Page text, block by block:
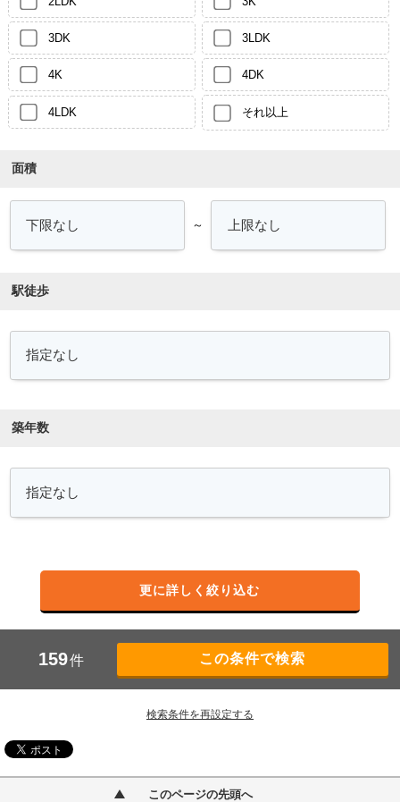
3DK 3LDK
4K 4DK
4LDK それ以上
面積
～
駅徒歩
築年数
更に詳しく絞り込む
159件
検索条件を再設定する
このページの先頭へ